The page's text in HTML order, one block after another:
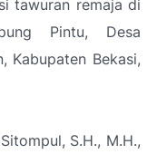
tawuran remaja di
Pintu, Desa
Kabupaten Bekasi,
S.H., M.H.,